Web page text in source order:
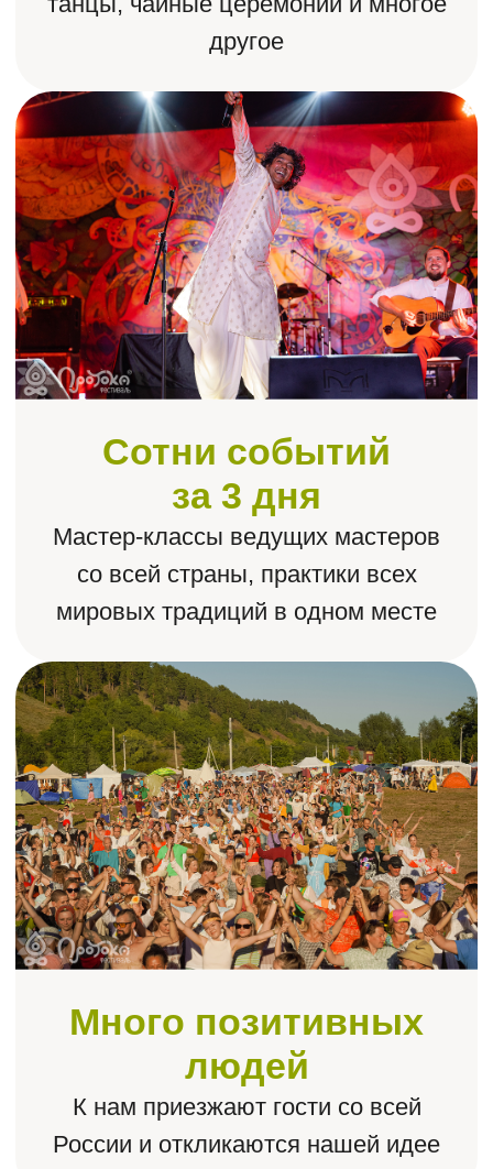
Много позитивных
людей
К нам приезжают гости со всей
России и откликаются нашей идее
ЛЮДИ ЛЮБЯТ ПРОТОКУ.
ПОЧЕМУ?
Мы делаем фестиваль родным
и созвучным для каждого!